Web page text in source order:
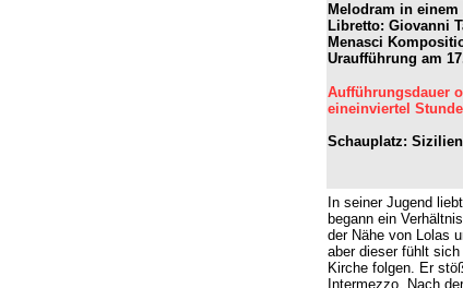
Melodram in
Libretto: Giovanni
Menasci
Uraufführung am
Aufführungsdauer
eineinviertel
Schauplatz:
In seiner Jugend
begann ein
der Nähe von Lolas
aber dieser fühlt
Kirche folgen. Er
Intermezzo. Nach